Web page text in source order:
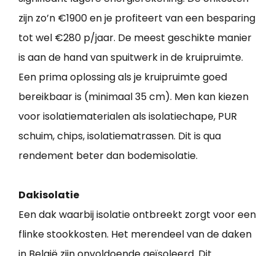
zijn zo’n €1900 en je profiteert van een besparing
tot wel €280 p/jaar. De meest geschikte manier
is aan de hand van spuitwerk in de kruipruimte.
Een prima oplossing als je kruipruimte goed
bereikbaar is (minimaal 35 cm). Men kan kiezen
voor isolatiematerialen als isolatiechape, PUR
schuim, chips, isolatiematrassen. Dit is qua
rendement beter dan bodemisolatie.
Dakisolatie
Een dak waarbij isolatie ontbreekt zorgt voor een
flinke stookkosten. Het merendeel van de daken